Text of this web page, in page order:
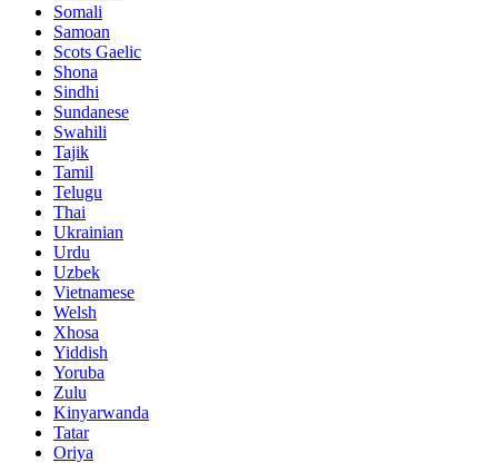
Somali
Samoan
Scots Gaelic
Shona
Sindhi
Sundanese
Swahili
Tajik
Tamil
Telugu
Thai
Ukrainian
Urdu
Uzbek
Vietnamese
Welsh
Xhosa
Yiddish
Yoruba
Zulu
Kinyarwanda
Tatar
Oriya